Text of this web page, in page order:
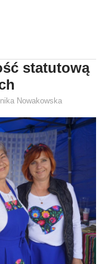
statutową
Nowakowska